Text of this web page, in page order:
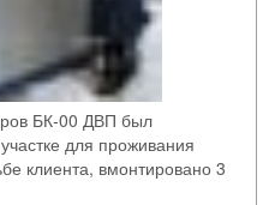
БК-00 ДВП был
для проживания
клиента, вмонтировано 3